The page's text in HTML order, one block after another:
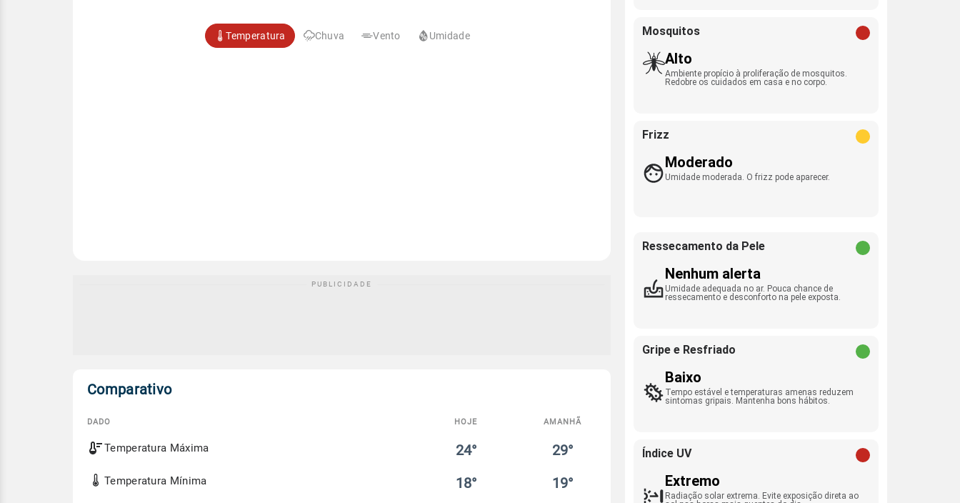
Temperatura Chuva Vento Umidade
Comparativo
Comparativo
entre
previsão
DADO HOJE AMANHÃ
Temperatura Máxima 24° 29°
Temperatura Mínima 18° 19°
Mosquitos
Alto
Ambiente propício à proliferação de mosquitos.
Redobre os cuidados em casa e no corpo.
Frizz
Moderado
Umidade moderada. O frizz pode aparecer.
Ressecamento da Pele
Nenhum alerta
Umidade adequada no ar. Pouca chance de
ressecamento e desconforto na pele exposta.
Gripe e Resfriado
Baixo
Tempo estável e temperaturas amenas reduzem
sintomas gripais. Mantenha bons hábitos.
Índice UV
Extremo
Radiação solar extrema. Evite exposição direta ao